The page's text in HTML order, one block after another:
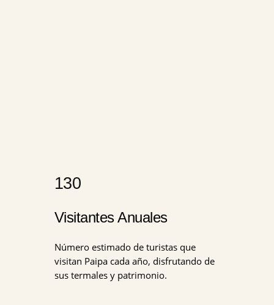
130
Visitantes Anuales
Número estimado de turistas que
visitan Paipa cada año, disfrutando de
sus termales y patrimonio.